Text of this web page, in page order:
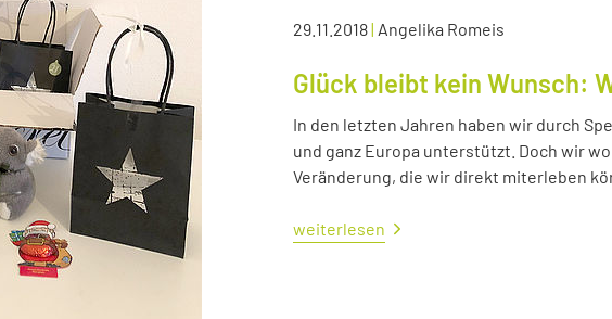
29.11.2018| Angelika Romeis
Glück bleibt kein Wunsch:
In den letzten Jahren haben wir durch
und ganz Europa unterstützt. Doch wir
Veränderung, die wir direkt miterleben
weiterlesen